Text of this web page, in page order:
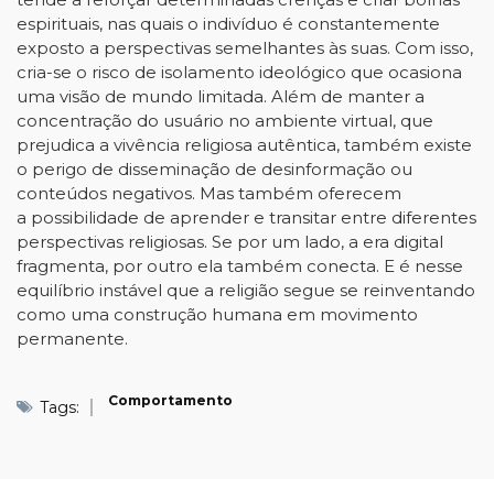
espirituais, nas quais o indivíduo é constantemente
exposto a perspectivas semelhantes às suas. Com isso,
cria-se o risco de isolamento ideológico que ocasiona
uma visão de mundo limitada. Além de manter a
concentração do usuário no ambiente virtual, que
prejudica a vivência religiosa autêntica, também existe
o perigo de disseminação de desinformação ou
conteúdos negativos. Mas também oferecem
a possibilidade de aprender e transitar entre diferentes
perspectivas religiosas. Se por um lado, a era digital
fragmenta, por outro ela também conecta. E é nesse
equilíbrio instável que a religião segue se reinventando
como uma construção humana em movimento
permanente.
Tags: Comportamento